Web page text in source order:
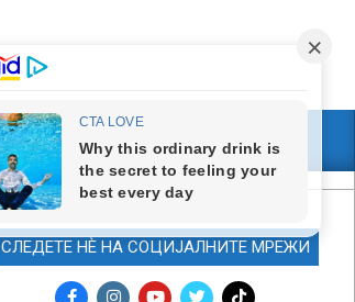
МАРКЕТИНГ
СЛЕДЕТЕ НЀ НА СОЦИЈАЛНИТЕ МРЕЖИ